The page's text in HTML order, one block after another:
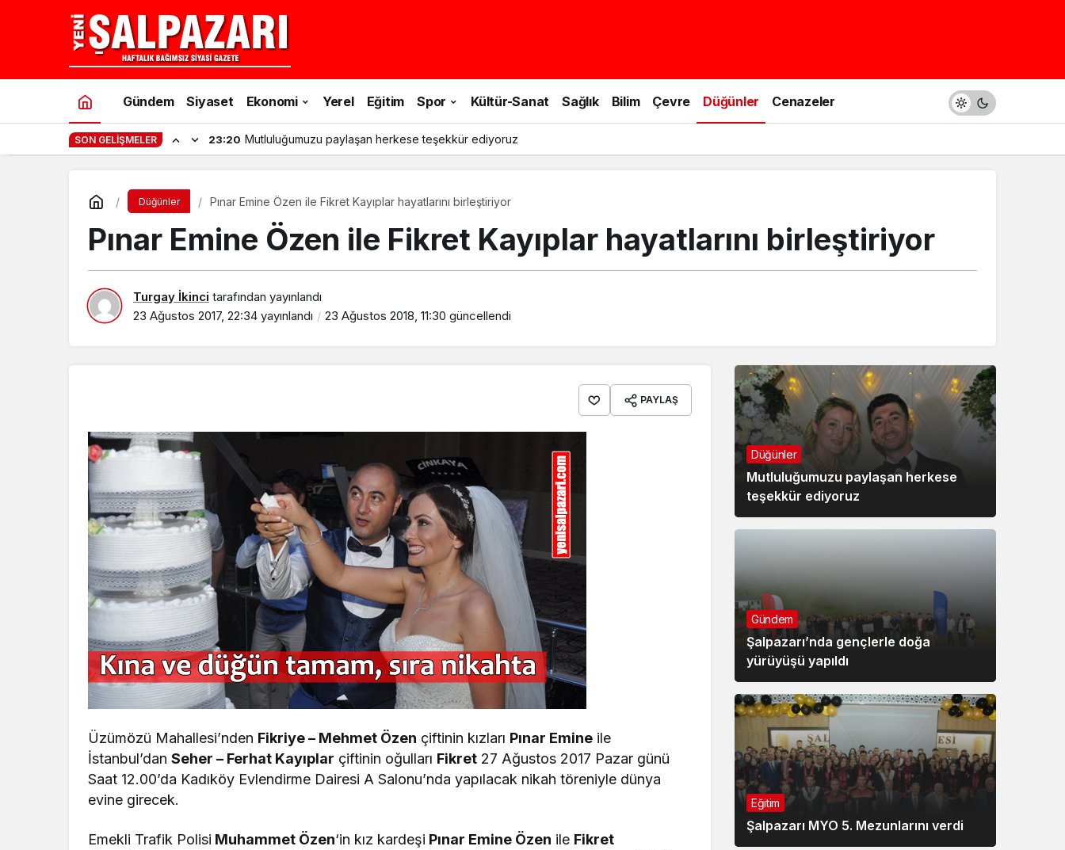
Gündem Siyaset Ekonomi Yerel Eğitim Spor Kültür-Sanat Sağlık Bilim Çevre Düğünler Cenazeler
SON GELIŞMELER 23:20 Mutluluğumuzu paylaşan herkese teşekkür ediyoruz
Düğünler Pınar Emine Özen ile Fikret Kayıplar hayatlarını birleştiriyor
Pınar Emine Özen ile Fikret Kayıplar hayatlarını birleştiriyor
Turgay İkinci tarafından yayınlandı
23 Ağustos 2017, 22:34 yayınlandı 23 Ağustos 2018, 11:30 güncellendi
PAYLAŞ
Üzümözü Mahallesi’nden Fikriye – Mehmet Özen çiftinin kızları Pınar Emine ile
İstanbul’danSeher – Ferhat Kayıplar çiftinin oğulları Fikret 27 Ağustos 2017 Pazar günü
Saat 12.00’da Kadıköy Evlendirme Dairesi A Salonu’nda yapılacak nikah töreniyle dünya
evine girecek.
Emekli Trafik Polisi Muhammet Özen‘in kız kardeşi Pınar Emine Özen ile Fikret
Düğünler
Mutluluğumuzu paylaşan herkese
teşekkür ediyoruz
Gündem
Şalpazarı’nda gençlerle doğa
yürüyüşü yapıldı
Eğitim
Şalpazarı MYO 5. Mezunlarını verdi